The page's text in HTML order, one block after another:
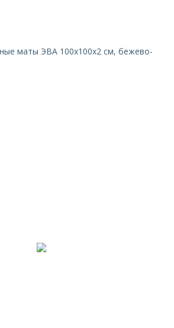
маты ЭВА 100х100x2 см, бежево-